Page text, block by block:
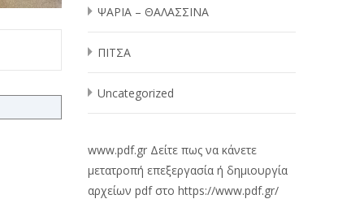
ΨΑΡΙΑ – ΘΑΛΑΣΣΙΝΑ
ΠΙΤΣΑ
Uncategorized
www.pdf.gr Δείτε πως να κάνετε
μετατροπή επεξεργασία ή δημιουργία
αρχείων pdf στο https://www.pdf.gr/